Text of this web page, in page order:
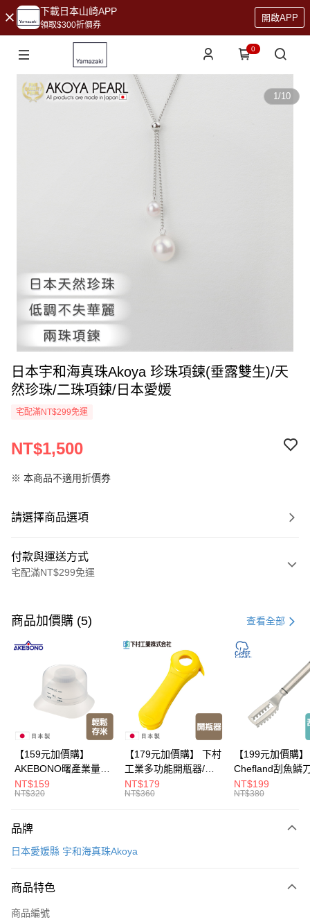
下載日本山崎APP
領取$300折價券
開啟APP
0
1/10
日本宇和海真珠Akoya 珍珠項鍊(垂露雙生)/天
然珍珠/二珠項鍊/日本愛媛
宅配滿NT$299免運
NT$1,500
※ 本商品不適用折價券
請選擇商品選項
付款與運送方式
宅配滿NT$299免運
信用卡一次付款
LINE Pay
Apple Pay
悠遊付
全盈+PAY
大哥付你分期
相關說明
2.付款方式選擇「大哥付你分期」，訂單成立後會自動跳轉到大哥付的交易
成交易。
4.訂單成立30分鐘內，如未前往確認交易或遇審核未通過，訂單將自動取
消。如遇「轉專審核」未通過狀況，表示未達大哥付你分期系統評分，恕無
【繳款方式說明】
運送方式
每筆NT$150，滿NT$299(含以上)免運費
商品加價購 (5) 查看全部
【159元加價購】
AKEBONO曙產業量米
杯漏斗組(白)/量米杯/
米桶/量米用具/任二件8
NT$159
NT$320
【179元加價購】 下村
工業多功能開瓶器/開
瓶器/餐廚用品/料理道
具/任二件8折
NT$179
NT$360
【199元加價購】
Chefland刮魚鱗
魚鱗器/廚房用品/
道具/任二件8折
NT$199
NT$380
品牌
日本愛媛縣 宇和海真珠Akoya
商品特色
商品編號